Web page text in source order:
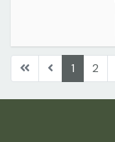
1 2